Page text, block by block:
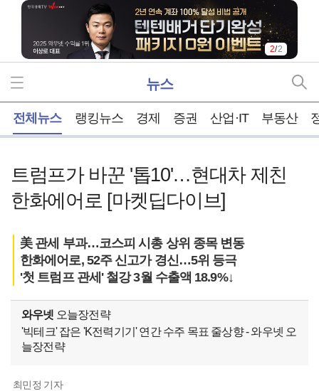
2/2
뉴스
전체뉴스 랭킹뉴스 경제 증권 산업·IT 부동산
트럼프가 바꾼 '톱10'…현대차 제친
한화에어로 [마켓딥다이브]
美 관세 부과…코스피 시총 상위 종목 변동
한화에어로, 52주 신고가 경신…5위 등극
'첫 트럼프 관세' 철강 3월 수출액 18.9%↓
와우넷 오늘장전략
'빅테크' 잡은 'K전력기기' 연간 수주 목표 줄상향 - 와우넷 오
늘장전략
최민정 기자